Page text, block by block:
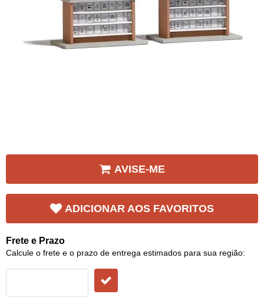
AVISE-ME
ADICIONAR AOS FAVORITOS
Frete e Prazo
Calcule o frete e o prazo de entrega estimados para sua região: